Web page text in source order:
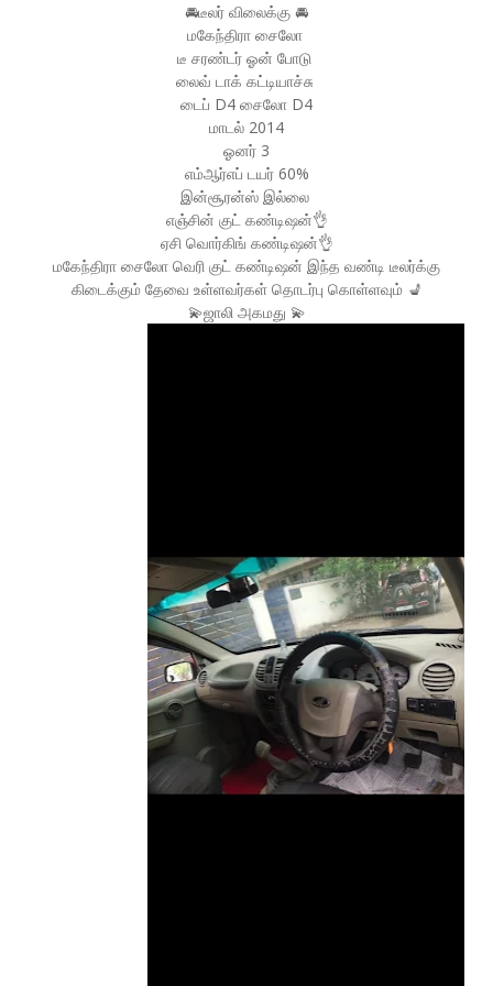
🚘டீலர் விலைக்கு 🚘
மகேந்திரா சைலோ
டீ சரண்டர் ஓன் போடு
லைவ் டாக் கட்டியாச்சு
டைப் D4 சைலோ D4
மாடல் 2014
ஓனர் 3
எம்ஆர்எப் டயர் 60%
இன்சூரன்ஸ் இல்லை
எஞ்சின் குட் கண்டிஷன்👌
ஏசி வொர்கிங் கண்டிஷன்👌
மகேந்திரா சைலோ வெரி குட் கண்டிஷன் இந்த வண்டி டீலர்க்கு
கிடைக்கும் தேவை உள்ளவர்கள் தொடர்பு கொள்ளவும் 💺
💫ஜாலி அகமது 💫